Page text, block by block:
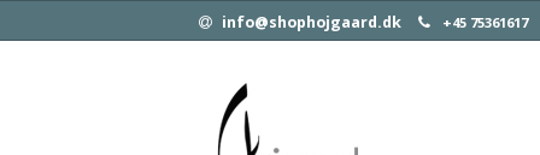
info@shophojgaard.dk +45 75361617